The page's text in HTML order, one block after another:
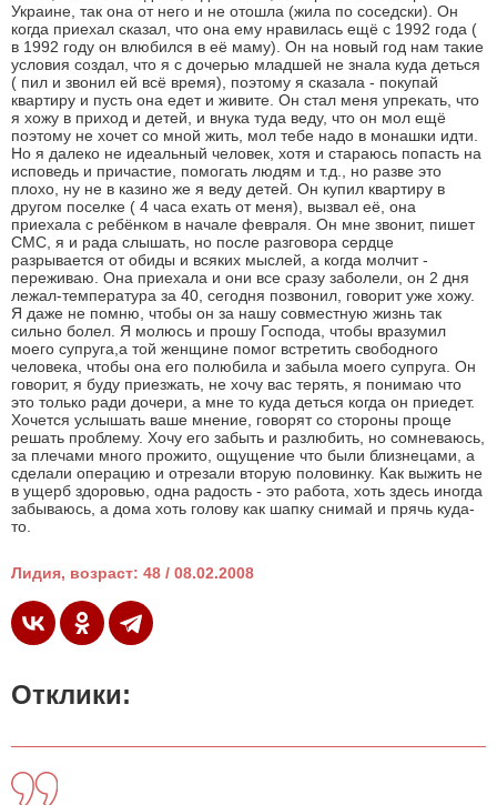
Украине, так она от него и не отошла (жила по соседски). Он
когда приехал сказал, что она ему нравилась ещё с 1992 года (
в 1992 году он влюбился в её маму). Он на новый год нам такие
условия создал, что я с дочерью младшей не знала куда деться
( пил и звонил ей всё время), поэтому я сказала - покупай
квартиру и пусть она едет и живите. Он стал меня упрекать, что
я хожу в приход и детей, и внука туда веду, что он мол ещё
поэтому не хочет со мной жить, мол тебе надо в монашки идти.
Но я далеко не идеальный человек, хотя и стараюсь попасть на
исповедь и причастие, помогать людям и т.д., но разве это
плохо, ну не в казино же я веду детей. Он купил квартиру в
другом поселке ( 4 часа ехать от меня), вызвал её, она
приехала с ребёнком в начале февраля. Он мне звонит, пишет
СМС, я и рада слышать, но после разговора сердце
разрывается от обиды и всяких мыслей, а когда молчит -
переживаю. Она приехала и они все сразу заболели, он 2 дня
лежал-температура за 40, сегодня позвонил, говорит уже хожу.
Я даже не помню, чтобы он за нашу совместную жизнь так
сильно болел. Я молюсь и прошу Господа, чтобы вразумил
моего супруга,а той женщине помог встретить свободного
человека, чтобы она его полюбила и забыла моего супруга. Он
говорит, я буду приезжать, не хочу вас терять, я понимаю что
это только ради дочери, а мне то куда деться когда он приедет.
Хочется услышать ваше мнение, говорят со стороны проще
решать проблему. Хочу его забыть и разлюбить, но сомневаюсь,
за плечами много прожито, ощущение что были близнецами, а
сделали операцию и отрезали вторую половинку. Как выжить не
в ущерб здоровью, одна радость - это работа, хоть здесь иногда
забываюсь, а дома хоть голову как шапку снимай и прячь куда-
то.
Лидия, возраст: 48 / 08.02.2008
Отклики: